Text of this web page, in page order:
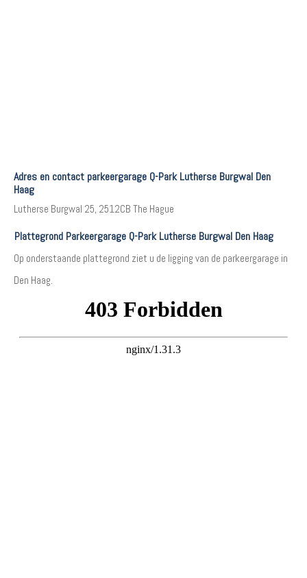
Adres en contact parkeergarage Q-Park Lutherse Burgwal Den
Haag
Lutherse Burgwal 25, 2512CB The Hague
Plattegrond Parkeergarage Q-Park Lutherse Burgwal Den Haag
Op onderstaande plattegrond ziet u de ligging van de parkeergarage in
Den Haag.